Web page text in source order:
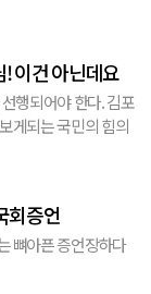
이건 아닌데요
행되어야 한다. 김포
게되는 국민의 힘의
회증언
뼈아픈 증언장하다